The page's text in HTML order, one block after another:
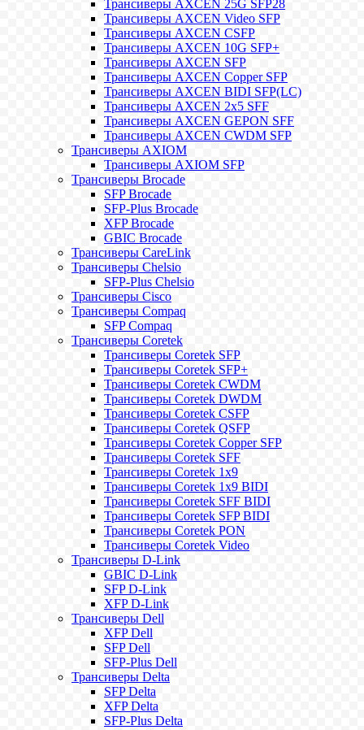
Трансиверы AXCEN 25G SFP28
Трансиверы AXCEN Video SFP
Трансиверы AXCEN CSFP
Трансиверы AXCEN 10G SFP+
Трансиверы AXCEN SFP
Трансиверы AXCEN Copper SFP
Трансиверы AXCEN BIDI SFP(LC)
Трансиверы AXCEN 2x5 SFF
Трансиверы AXCEN GEPON SFF
Трансиверы AXCEN CWDM SFP
Трансиверы AXIOM
Трансиверы AXIOM SFP
Трансиверы Brocade
SFP Brocade
SFP-Plus Brocade
XFP Brocade
GBIC Brocade
Трансиверы CareLink
Трансиверы Chelsio
SFP-Plus Chelsio
Трансиверы Cisco
Трансиверы Compaq
SFP Compaq
Трансиверы Coretek
Трансиверы Coretek SFP
Трансиверы Coretek SFP+
Трансиверы Coretek CWDM
Трансиверы Coretek DWDM
Трансиверы Coretek CSFP
Трансиверы Coretek QSFP
Трансиверы Coretek Copper SFP
Трансиверы Coretek SFF
Трансиверы Coretek 1x9
Трансиверы Coretek 1x9 BIDI
Трансиверы Coretek SFF BIDI
Трансиверы Coretek SFP BIDI
Трансиверы Coretek PON
Трансиверы Coretek Video
Трансиверы D-Link
GBIC D-Link
SFP D-Link
XFP D-Link
Трансиверы Dell
XFP Dell
SFP Dell
SFP-Plus Dell
Трансиверы Delta
SFP Delta
XFP Delta
SFP-Plus Delta